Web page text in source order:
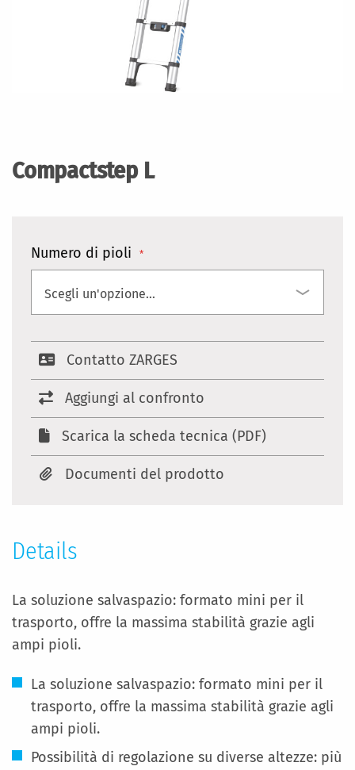
Compactstep L
Numero di pioli
Contatto ZARGES
Aggiungi al confronto
Scarica la scheda tecnica (PDF)
Documenti del prodotto
galleria
Details
La soluzione salvaspazio: formato mini per il
trasporto, offre la massima stabilità grazie agli
ampi pioli.
La soluzione salvaspazio: formato mini per il
trasporto, offre la massima stabilità grazie agli
ampi pioli.
Possibilità di regolazione su diverse altezze: più